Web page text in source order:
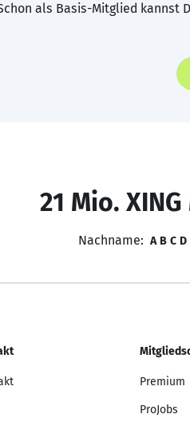
als Basis-Mitglied kannst
21 Mio.
Nachname: A B C D
Premium
ProJobs